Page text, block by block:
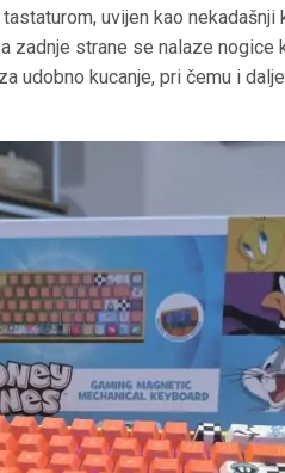
uvijen kao
zadnje strane se nalaze nogice
udobno kucanje, pri čemu i